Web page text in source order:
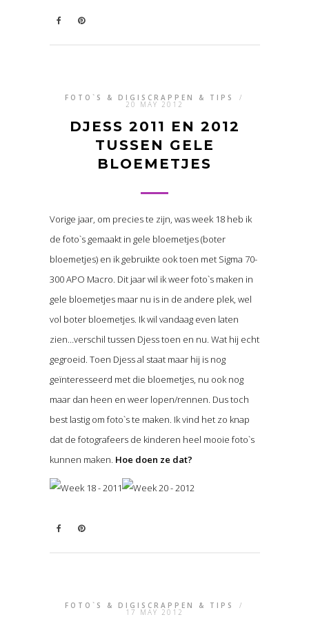
FOTO`S & DIGISCRAPPEN & TIPS /
20 MAY 2012
DJESS 2011 EN 2012
TUSSEN GELE
BLOEMETJES
Vorige jaar, om precies te zijn, was week 18 heb ik
de foto`s gemaakt in gele bloemetjes (boter
bloemetjes) en ik gebruikte ook toen met Sigma 70-
300 APO Macro. Dit jaar wil ik weer foto`s maken in
gele bloemetjes maar nu is in de andere plek, wel
vol boter bloemetjes. Ik wil vandaag even laten
zien…verschil tussen Djess toen en nu. Wat hij echt
gegroeid. Toen Djess al staat maar hij is nog
geïnteresseerd met die bloemetjes, nu ook nog
maar dan heen en weer lopen/rennen. Dus toch
best lastig om foto`s te maken. Ik vind het zo knap
dat de fotografeers de kinderen heel mooie foto`s
kunnen maken. Hoe doen ze dat?
FOTO`S & DIGISCRAPPEN & TIPS /
17 MAY 2012